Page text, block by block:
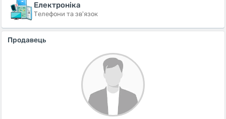
Електроніка
Телефони та зв'язок
Продавець